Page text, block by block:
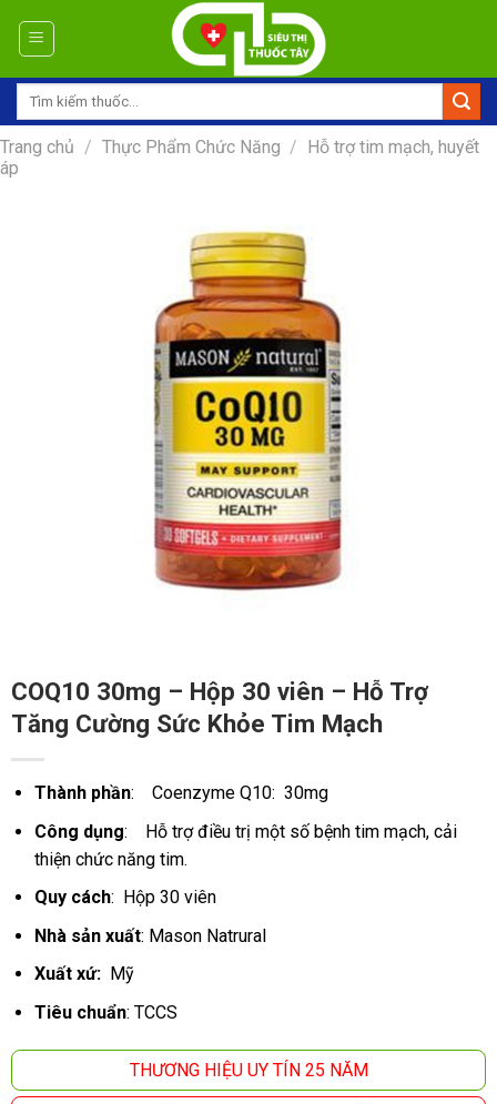
Tìm
Trang chủ / Thực Phẩm Chức Năng / Hỗ trợ tim mạch, huyết
áp
COQ10 30mg – Hộp 30 viên – Hỗ Trợ
Tăng Cường Sức Khỏe Tim Mạch
Thành phần: Coenzyme Q10: 30mg
Công dụng: Hỗ trợ điều trị một số bệnh tim mạch, cải
thiện chức năng tim.
Quy cách: Hộp 30 viên
Nhà sản xuất: Mason Natrural
Xuất xứ:Mỹ
Tiêu chuẩn: TCCS
THƯƠNG HIỆU UY TÍN 25 NĂM